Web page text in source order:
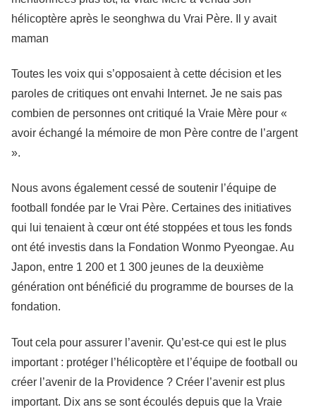
hélicoptère après le seonghwa du Vrai Père. Il y avait
maman
Toutes les voix qui s’opposaient à cette décision et les
paroles de critiques ont envahi Internet. Je ne sais pas
combien de personnes ont critiqué la Vraie Mère pour «
avoir échangé la mémoire de mon Père contre de l’argent
».
Nous avons également cessé de soutenir l’équipe de
football fondée par le Vrai Père. Certaines des initiatives
qui lui tenaient à cœur ont été stoppées et tous les fonds
ont été investis dans la Fondation Wonmo Pyeongae. Au
Japon, entre 1 200 et 1 300 jeunes de la deuxième
génération ont bénéficié du programme de bourses de la
fondation.
Tout cela pour assurer l’avenir. Qu’est-ce qui est le plus
important : protéger l’hélicoptère et l’équipe de football ou
créer l’avenir de la Providence ? Créer l’avenir est plus
important. Dix ans se sont écoulés depuis que la Vraie